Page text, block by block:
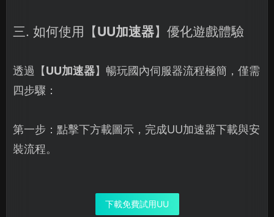
三. 如何使用【UU加速器】優化遊戲體驗
透過【UU加速器】暢玩國內伺服器流程極簡，僅需
四步驟：
第一步：點擊下方載圖示，完成UU加速器下載與安
裝流程。
下載免費試用UU